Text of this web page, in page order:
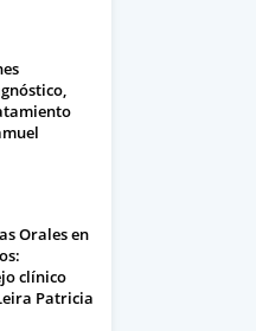
Orales en
clínico
Patricia